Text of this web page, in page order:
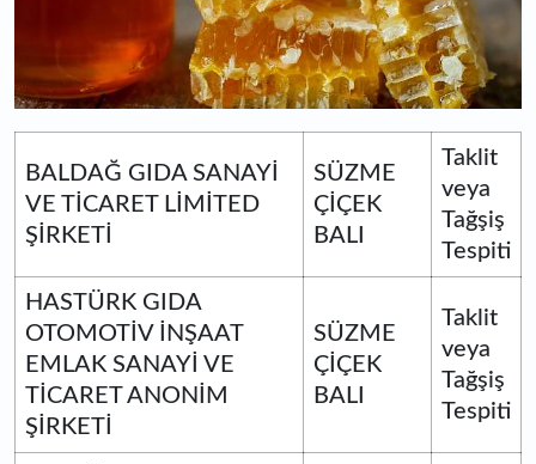
BALDAĞ GIDA SANAYİ
VE TİCARET LİMİTED
ŞİRKETİ
SÜZME
ÇİÇEK
BALI
Taklit
veya
Tağşiş
Tespiti
HASTÜRK GIDA
OTOMOTİV İNŞAAT
EMLAK SANAYİ VE
TİCARET ANONİM
ŞİRKETİ
SÜZME
ÇİÇEK
BALI
Taklit
veya
Tağşiş
Tespiti